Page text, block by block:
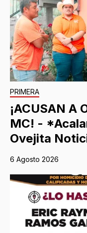
PRIMERA
¡ACUSAN A
MC! -
Ovejita
6 Agosto 2026